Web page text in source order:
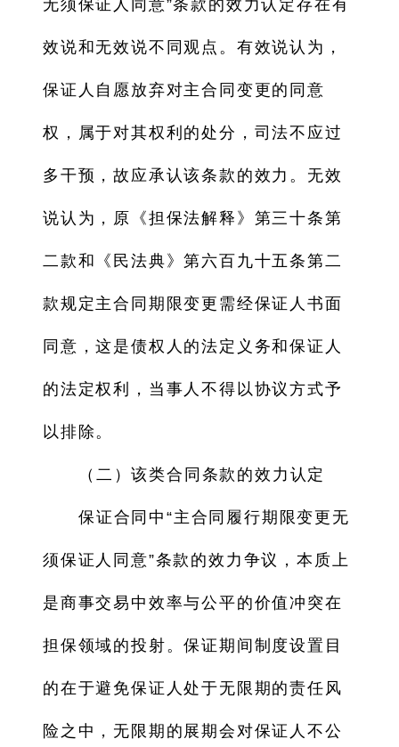
无须保证人同意”条款的效力认定存在有
效说和无效说不同观点。有效说认为，
保证人自愿放弃对主合同变更的同意
权，属于对其权利的处分，司法不应过
多干预，故应承认该条款的效力。无效
说认为，原《担保法解释》第三十条第
二款和《民法典》第六百九十五条第二
款规定主合同期限变更需经保证人书面
同意，这是债权人的法定义务和保证人
的法定权利，当事人不得以协议方式予
以排除。
（二）该类合同条款的效力认定
保证合同中“主合同履行期限变更无
须保证人同意”条款的效力争议，本质上
是商事交易中效率与公平的价值冲突在
担保领域的投射。保证期间制度设置目
的在于避免保证人处于无限期的责任风
险之中，无限期的展期会对保证人不公